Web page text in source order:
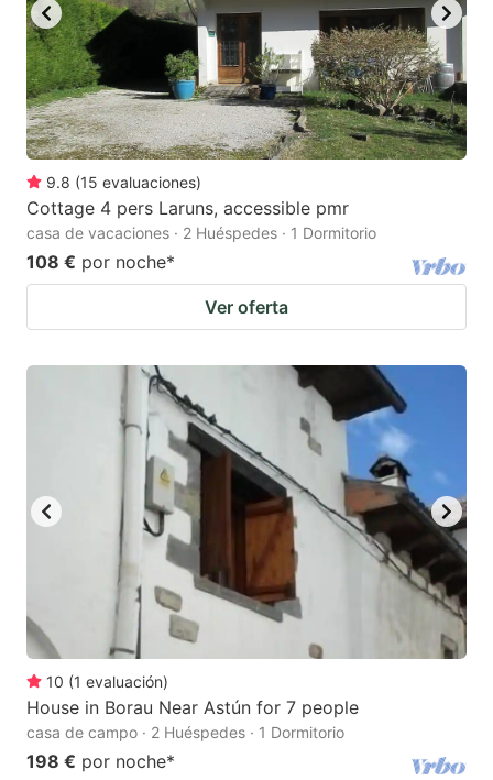
9.8 (15 evaluaciones)
Cottage 4 pers Laruns, accessible pmr
casa de vacaciones · 2 Huéspedes · 1 Dormitorio
108 € por noche*
Ver oferta
10 (1 evaluación)
House in Borau Near Astún for 7 people
casa de campo · 2 Huéspedes · 1 Dormitorio
198 € por noche*